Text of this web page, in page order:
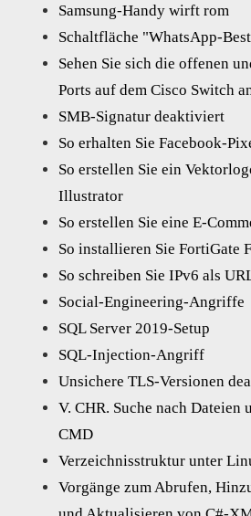
Samsung-Handy wirft rom
Schaltfläche "WhatsApp-
Sehen Sie sich die offenen
Ports auf dem Cisco Switch
SMB-Signatur deaktiviert
So erhalten Sie Facebook-
So erstellen Sie ein
Illustrator
So erstellen Sie eine E-
So installieren Sie FortiGate
So schreiben Sie IPv6 als
Social-Engineering-Angriffe
SQL Server 2019-Setup
SQL-Injection-Angriff
Unsichere TLS-Versionen
V. CHR. Suche nach Dateien
CMD
Verzeichnisstruktur unter
Vorgänge zum Abrufen,